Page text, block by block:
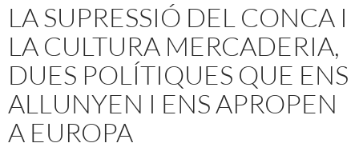
LA SUPRESSIÓ DEL CONCA I
LA CULTURA MERCADERIA,
DUES POLÍTIQUES QUE ENS
ALLUNYEN I ENS APROPEN
A EUROPA